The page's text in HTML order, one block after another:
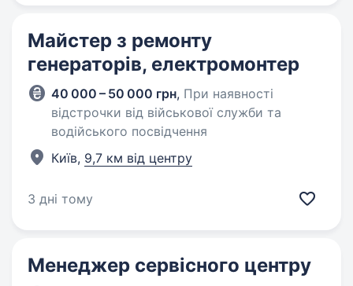
Майстер з ремонту
генераторів, електромонтер
40 000 – 50 000 грн, При наявності
відстрочки від військової служби та
водійського посвідчення
Київ, 9,7 км від центру
3 дні тому
Менеджер сервісного центру